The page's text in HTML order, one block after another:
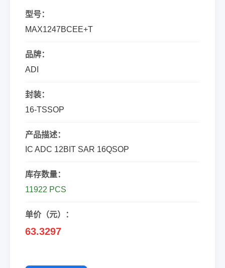
型号：
MAX1247BCEE+T
品牌：
ADI
封装：
16-TSSOP
产品描述：
IC ADC 12BIT SAR 16QSOP
库存数量：
11922 PCS
单价（元）：
63.3297